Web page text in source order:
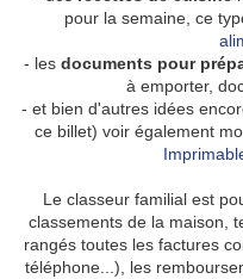
pour la semaine, ce
- les documents pour
à emporter,
- et bien d'autres idées
ce billet) voir également
Le classeur familial est
classements de la maison,
rangés toutes les factures
téléphone...), les